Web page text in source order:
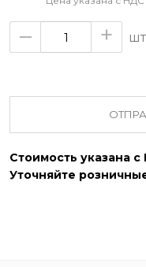
– +
Стоимость указана
Уточняйте